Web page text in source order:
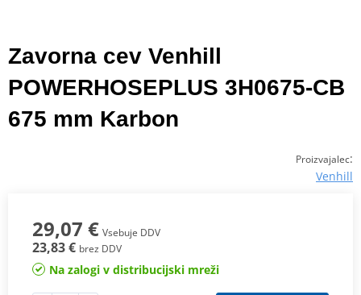
Zavorna cev Venhill
POWERHOSEPLUS 3H0675-CB
675 mm Karbon
Proizvajalec:
Venhill
29,07 € Vsebuje DDV
23,83 € brez DDV
Na zalogi v distribucijski mreži